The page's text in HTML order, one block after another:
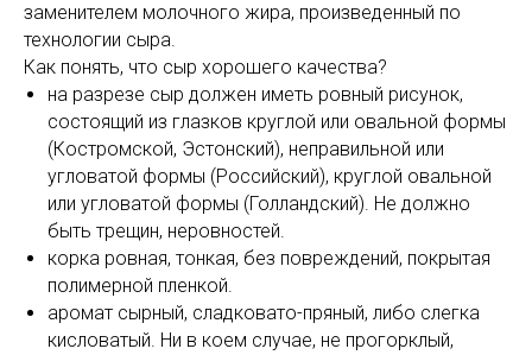
заменителем молочного жира, произведенный по
технологии сыра.
Как понять, что сыр хорошего качества?
на разрезе сыр должен иметь ровный рисунок,
состоящий из глазков круглой или овальной формы
(Костромской, Эстонский), неправильной или
угловатой формы (Российский), круглой овальной
или угловатой формы (Голландский). Не должно
быть трещин, неровностей.
корка ровная, тонкая, без повреждений, покрытая
полимерной пленкой.
аромат сырный, сладковато-пряный, либо слегка
кисловатый. Ни в коем случае, не прогорклый,